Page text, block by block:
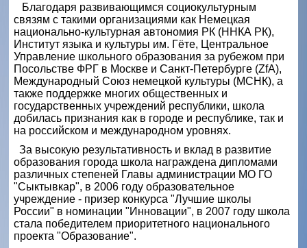
Благодаря развивающимся социокультурным
связям с такими организациями как Немецкая
национально-культурная автономия РК (ННКА РК),
Институт языка и культуры им. Гёте, Центральное
Управление школьного образования за рубежом при
Посольстве ФРГ в Москве и Санкт-Петербурге (ZfA),
Международный Союз немецкой культуры (МСНК), а
также поддержке многих общественных и
государственных учреждений республики, школа
добилась признания как в городе и республике, так и
на российском и международном уровнях.
За высокую результативность и вклад в развитие
образования города школа награждена дипломами
различных степеней Главы администрации МО ГО
"Сыктывкар", в 2006 году образовательное
учреждение - призер конкурса "Лучшие школы
России" в номинации "Инновации", в 2007 году школа
стала победителем приоритетного национального
проекта "Образование".